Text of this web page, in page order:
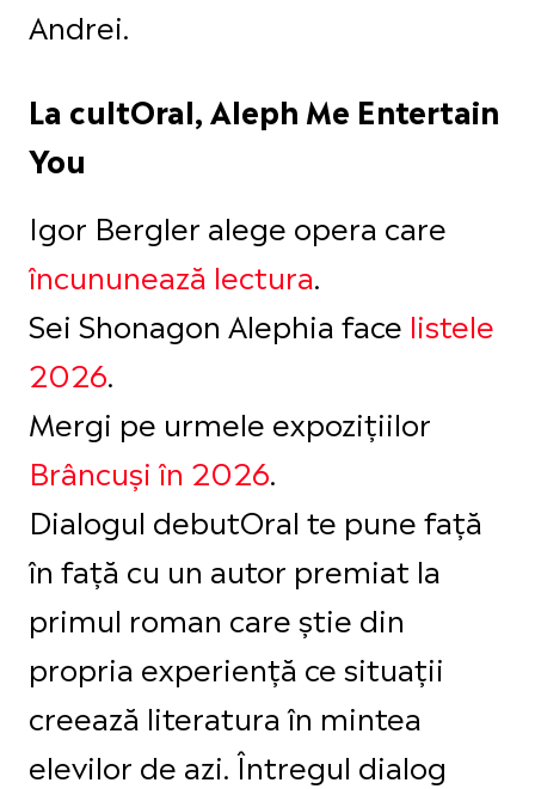
Andrei.
La cultOral, Aleph Me Entertain
You
Igor Bergler alege opera care
încununează lectura.
Sei Shonagon Alephia face listele
2026.
Mergi pe urmele expozițiilor
Brâncuși în 2026.
Dialogul debutOral te pune față
în față cu un autor premiat la
primul roman care știe din
propria experiență ce situații
creează literatura în mintea
elevilor de azi. Întregul dialog